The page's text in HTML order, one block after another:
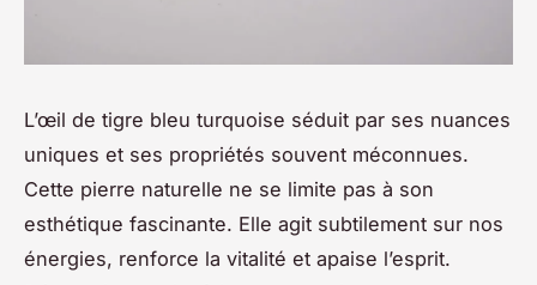
L’œil de tigre bleu turquoise séduit par ses nuances
uniques et ses propriétés souvent méconnues.
Cette pierre naturelle ne se limite pas à son
esthétique fascinante. Elle agit subtilement sur nos
énergies, renforce la vitalité et apaise l’esprit.